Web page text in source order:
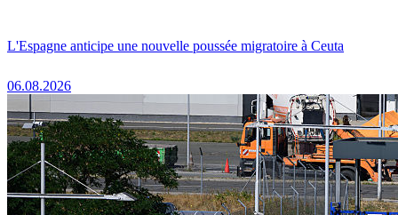
L'Espagne anticipe une nouvelle poussée migratoire à Ceuta
06.08.2026